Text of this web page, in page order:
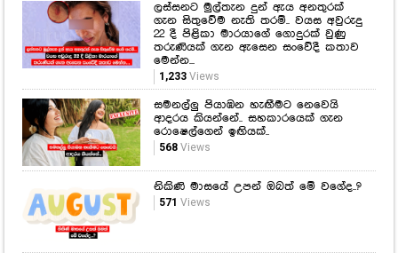
ලස්සනට මුල්තැන දුන් ඇය අනතුරක්
ගැන සිතුවේම නැති තරම්.. වයස අවුරුදු
22 දී පිළිකා මාරයාගේ ගොදුරක් වුණු
තරුණියක් ගැන ඇසෙන සංවේදී කතාව
මෙන්න...
1,233Views
සමනල්ලු පියාඹන හැඟීමට නෙවෙයි
ආදරය කියන්නේ.. සහකාරයෙක් ගැන
රොෂෙල්ගෙන් ඉඟියක්..
568Views
නිකිණි මාසයේ උපන් ඔබත් මේ වගේද..?
571 Views